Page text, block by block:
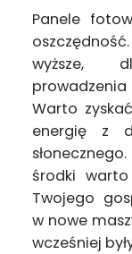
Panele
wyższe,
Warto
energię z
środki
Twojego
w nowe
wcześniej